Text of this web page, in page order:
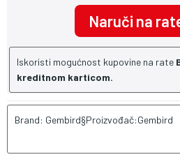
Naruči na
Iskoristi mogućnost kupovine na rate
kreditnom karticom.
Brand: Gembird§Proizvođač:Gembird